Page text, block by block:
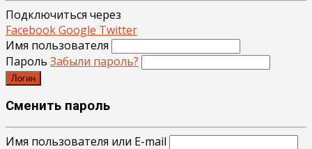
Подключиться через
FacebookGoogle Twitter
Имя пользователя
Пароль Забыли пароль?
Логин
Сменить пароль
Имя пользователя или E-mail